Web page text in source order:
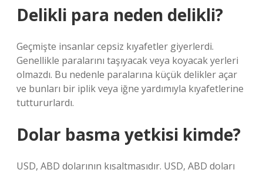
Delikli para neden delikli?
Geçmişte insanlar cepsiz kıyafetler giyerlerdi.
Genellikle paralarını taşıyacak veya koyacak yerleri
olmazdı. Bu nedenle paralarına küçük delikler açar
ve bunları bir iplik veya iğne yardımıyla kıyafetlerine
tuttururlardı.
Dolar basma yetkisi kimde?
USD, ABD dolarının kısaltmasıdır. USD, ABD doları